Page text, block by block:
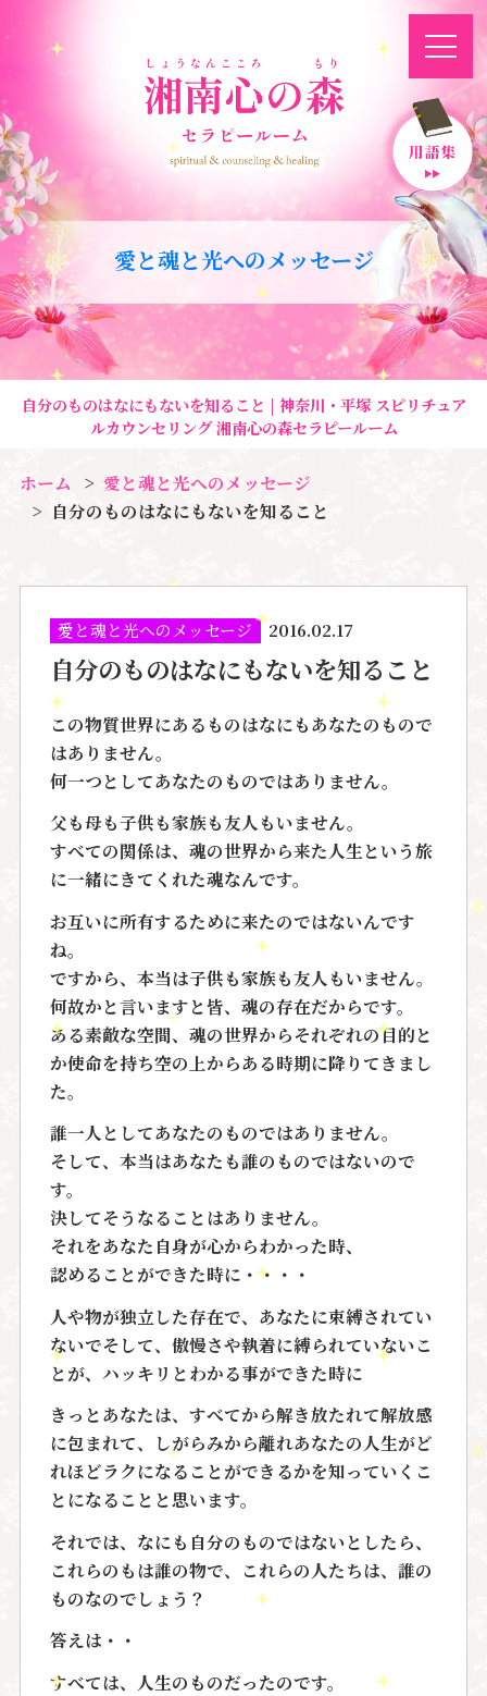
愛と魂と光へのメッセージ
自分のものはなにもないを知ること | 神奈川・平塚 スピリチュア
ルカウンセリング 湘南心の森セラピールーム
ホーム
愛と魂と光へのメッセージ
自分のものはなにもないを知ること
愛と魂と光へのメッセージ 2016.02.17
自分のものはなにもないを知ること
この物質世界にあるものはなにもあなたのもので
はありません。
何一つとしてあなたのものではありません。
父も母も子供も家族も友人もいません。
すべての関係は、魂の世界から来た人生という旅
に一緒にきてくれた魂なんです。
お互いに所有するために来たのではないんです
ね。
ですから、本当は子供も家族も友人もいません。
何故かと言いますと皆、 魂の存在だからです。
ある素敵な空間、魂の世界からそれぞれの目的と
か使命を持ち空の上からある時期に降りてきまし
た。
誰一人としてあなたのものではありません。
そして、本当はあなたも誰のものではないので
す。
決してそうなることはありません。
それをあなた自身が心からわかった時、
認めることができた時に・・・・
人や物が独立した存在で、あなたに束縛されてい
ないでそして、傲慢さや執着に縛られていないこ
とが、ハッキリとわかる事ができた時に
きっとあなたは、すべてから解き放たれて解放感
に包まれて、しがらみから離れあなたの人生がど
れほどラクになることができるかを知っていくこ
とになることと思います。
それでは、なにも自分のものではないとしたら、
これらのもは誰の物で、これらの人たちは、誰の
ものなのでしょう？
答えは・・
すべては、人生のものだったのです。